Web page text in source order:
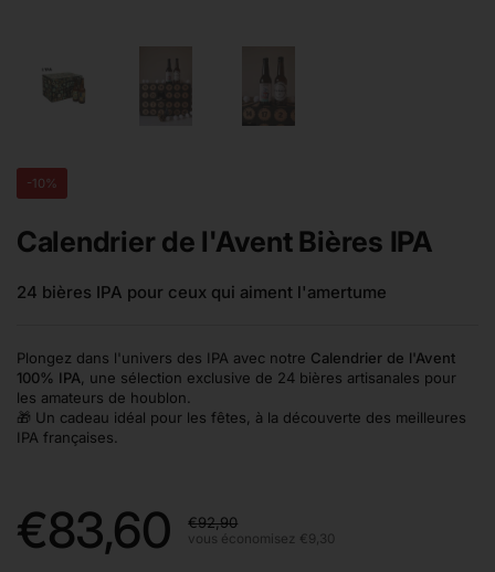
-10%
Calendrier de l'Avent Bières IPA
24 bières IPA pour ceux qui aiment l'amertume
Plongez dans l'univers des IPA avec notre Calendrier de l'Avent
100% IPA , une sélection exclusive de 24 bières artisanales pour
les amateurs de houblon.
🎁 Un cadeau idéal pour les fêtes, à la découverte des meilleures
IPA françaises.
Prix de solde:
€83,60 Prix régulier:
€92,90
vous économisez €9,30